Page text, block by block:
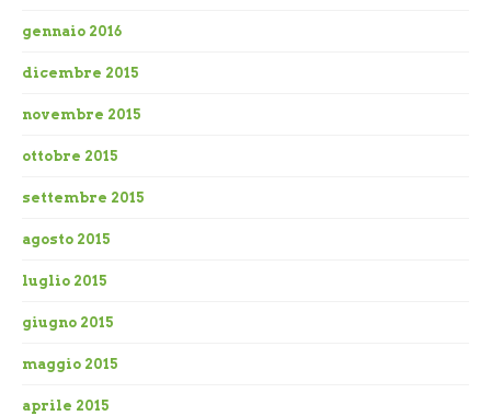
gennaio 2016
dicembre 2015
novembre 2015
ottobre 2015
settembre 2015
agosto 2015
luglio 2015
giugno 2015
maggio 2015
aprile 2015